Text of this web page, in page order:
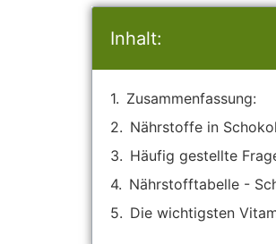
Inhalt:
Zusammenfassung:
Nährstoffe in
Häufig gestellte
Nährstofftabelle -
Die wichtigsten